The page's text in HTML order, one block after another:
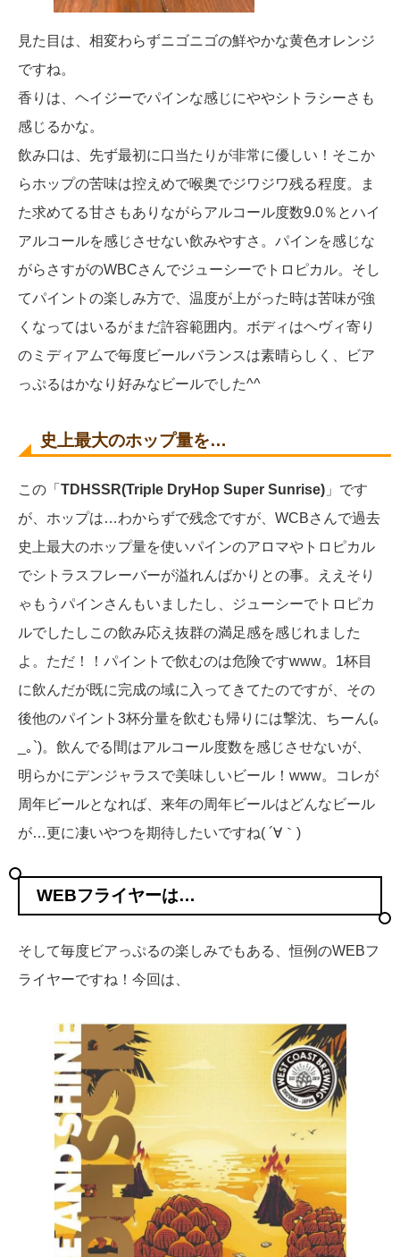
見た目は、相変わらずニゴニゴの鮮やかな黄色オレンジ
ですね。
香りは、ヘイジーでパインな感じにややシトラシーさも
感じるかな。
飲み口は、先ず最初に口当たりが非常に優しい！そこか
らホップの苦味は控えめで喉奥でジワジワ残る程度。ま
た求めてる甘さもありながらアルコール度数9.0％とハイ
アルコールを感じさせない飲みやすさ。パインを感じな
がらさすがのWBCさんでジューシーでトロピカル。そし
てパイントの楽しみ方で、温度が上がった時は苦味が強
くなってはいるがまだ許容範囲内。ボディはヘヴィ寄り
のミディアムで毎度ビールバランスは素晴らしく、ビア
っぷるはかなり好みなビールでした^^
史上最大のホップ量を…
この「 TDHSSR(Triple DryHop Super Sunrise) 」です
が、ホップは…わからずで残念ですが、WCBさんで過去
史上最大のホップ量を使いパインのアロマやトロピカル
でシトラスフレーバーが溢れんばかりとの事。ええそり
ゃもうパインさんもいましたし、ジューシーでトロピカ
ルでしたしこの飲み応え抜群の満足感を感じれました
よ。ただ！！パイントで飲むのは危険ですwww。1杯目
に飲んだが既に完成の域に入ってきてたのですが、その
後他のパイント3杯分量を飲むも帰りには撃沈、ちーん(｡
_｡`)。飲んでる間はアルコール度数を感じさせないが、
明らかにデンジャラスで美味しいビール！www。コレが
周年ビールとなれば、来年の周年ビールはどんなビール
が…更に凄いやつを期待したいですね( ´∀｀)
WEBフライヤーは…
そして毎度ビアっぷるの楽しみでもある、恒例のWEBフ
ライヤーですね！今回は、